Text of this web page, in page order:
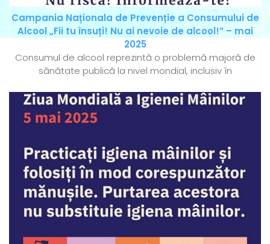
Campania Naționala de Prevenție a Consumului de
Alcool „Fii tu însuți! Nu ai nevoie de alcool!” – mai
2025
Consumul de alcool reprezintă o problemă majoră de
sănătate publică la nivel mondial, inclusiv în